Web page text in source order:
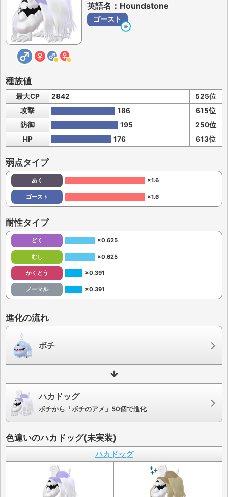
英語名：Houndstone
ゴースト
種族値
最大CP 2842
525位
攻撃
186
615位
防御
195
250位
HP
176 613位
弱点タイプ
あく ×1.6
ゴースト ×1.6
耐性タイプ
どく ×0.625
むし ×0.625
かくとう ×0.391
ノーマル ×0.391
進化の流れ
ボチ
ハカドッグ
ボチから「ボチのアメ」50個で進化
色違いのハカドッグ(未実装)
ハカドッグ